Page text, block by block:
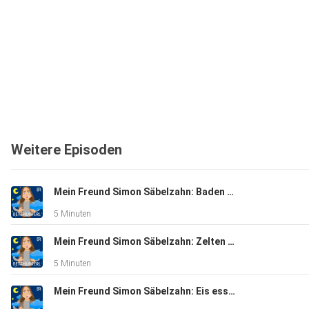
Weitere Episoden
Mein Freund Simon Säbelzahn: Baden gehen | Eine Gute-Nacht-Geschichte ab 5 Jahren
5 Minuten
Mein Freund Simon Säbelzahn: Zelten gehen | Eine Gute-Nacht-Geschichte ab 5 Jahren
5 Minuten
Mein Freund Simon Säbelzahn: Eis essen | Eine Gute-Nacht-Geschichte ab 5 Jahren